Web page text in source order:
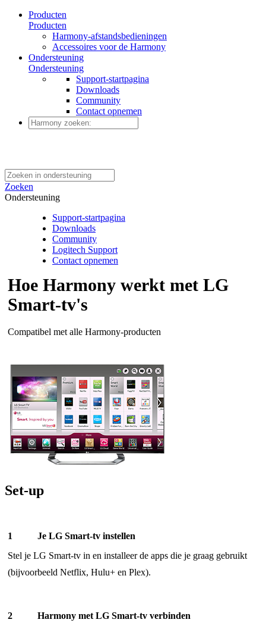
Producten
Producten
Harmony-afstandsbedieningen
Accessoires voor de Harmony
Ondersteuning
Ondersteuning
Support-startpagina
Downloads
Community
Contact opnemen
Zoeken
Ondersteuning
Support-startpagina
Downloads
Community
Logitech Support
Contact opnemen
Hoe Harmony werkt met LG
Smart-tv's
Compatibel met alle Harmony-producten
Set-up
Je LG Smart-tv instellen
Stel je LG Smart-tv in en installeer de apps die je graag gebruikt
(bijvoorbeeld Netflix, Hulu+ en Plex).
Harmony met LG Smart-tv verbinden